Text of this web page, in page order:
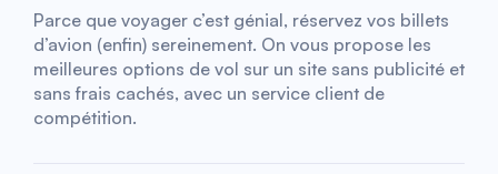
Parce que voyager c’est génial, réservez vos billets
d’avion (enfin) sereinement. On vous propose les
meilleures options de vol sur un site sans publicité et
sans frais cachés, avec un service client de
compétition.